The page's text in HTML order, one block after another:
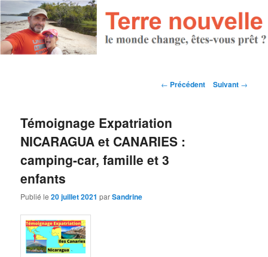
Navigation des articles
← Précédent Suivant →
Témoignage Expatriation
NICARAGUA et CANARIES :
camping-car, famille et 3
enfants
Publié le20 juillet 2021 parSandrine